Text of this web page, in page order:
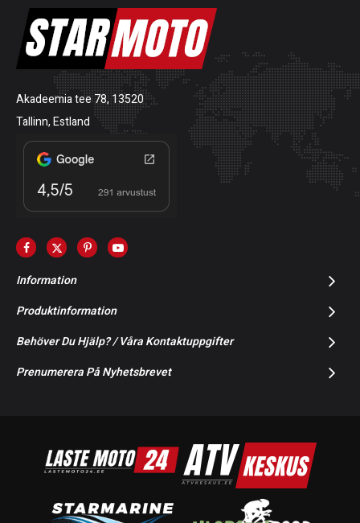
Akadeemia tee 78, 13520
Tallinn, Estland
Information
Produktinformation
Behöver Du Hjälp? / Våra Kontaktuppgifter
Prenumerera På Nyhetsbrevet